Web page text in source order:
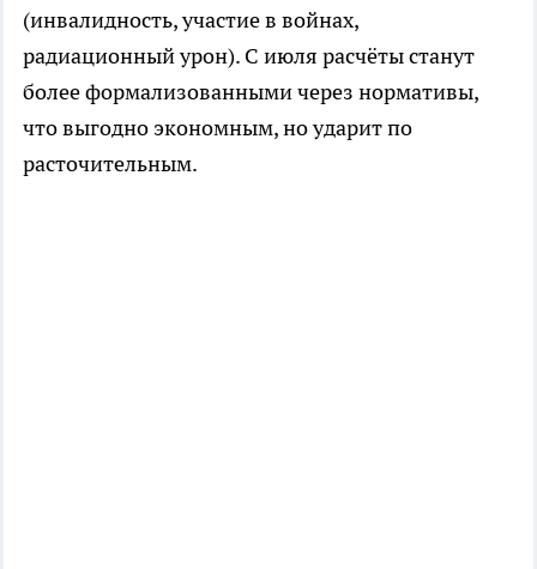
(инвалидность, участие в войнах,
радиационный урон). С июля расчёты станут
более формализованными через нормативы,
что выгодно экономным, но ударит по
расточительным.